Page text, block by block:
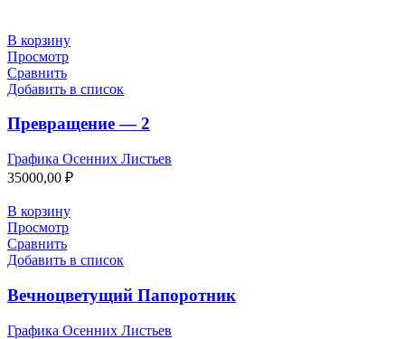
В корзину
Просмотр
Сравнить
Добавить в список
Превращение — 2
Графика Осенних Листьев
35000,00 ₽
В корзину
Просмотр
Сравнить
Добавить в список
Вечноцветущий Папоротник
Графика Осенних Листьев